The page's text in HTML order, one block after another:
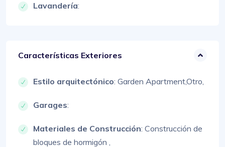
Lavandería:
Características Exteriores
Estilo arquitectónico: Garden Apartment,Otro,
Garages:
Materiales de Construcción: Construcción de
bloques de hormigón ,